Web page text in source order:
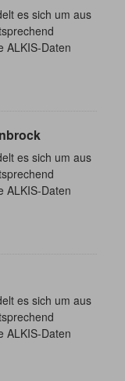
es sich um aus
ALKIS-Daten
es sich um aus
ALKIS-Daten
es sich um aus
ALKIS-Daten